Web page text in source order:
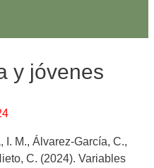
y jóvenes
I. M., Álvarez-García, C.,
C. (2024). Variables